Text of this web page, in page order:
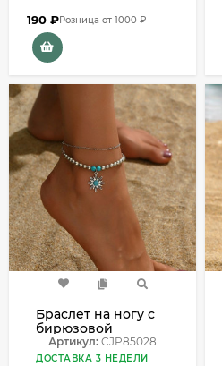
190 ₽Розница от 1000 ₽
Браслет на ногу с
бирюзовой
подвеской
CJP85028
Артикул: CJP85028
ДОСТАВКА 3 НЕДЕЛИ